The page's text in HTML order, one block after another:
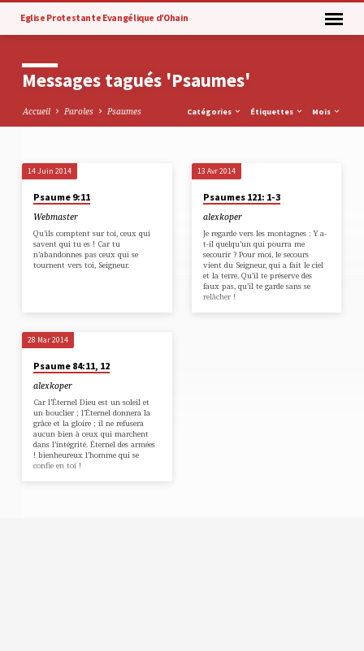
Eglise Protestante Evangélique d’Ohain
Messages tagués 'Psaumes'
Accueil Paroles Psaumes Catégories Étiquettes Mois
Messages
tagués
'Psaumes'
14 Juin 2014
Psaume 9:11
Webmaster
Qu’ils comptent sur toi, ceux qui
savent qui tu es ! Car tu
n’abandonnes pas ceux qui se
tournent vers toi, Seigneur.
13 Avr 2014
Psaumes 121: 1-3
alexkoper
Je regarde vers les montagnes : Y a-
t-il quelqu’un qui pourra me
secourir ? Pour moi, le secours
vient du Seigneur, qui a fait le ciel
et la terre. Qu’il te préserve des
faux pas, qu’il te garde sans se
relâcher !
28 Mar 2014
Psaume 84:11, 12
alexkoper
Car l’Éternel Dieu est un soleil et
un bouclier ; l’Éternel donnera la
grâce et la gloire ; il ne refusera
aucun bien à ceux qui marchent
dans l’intégrité. Éternel des armées
! bienheureux l’homme qui se
confie en toi !